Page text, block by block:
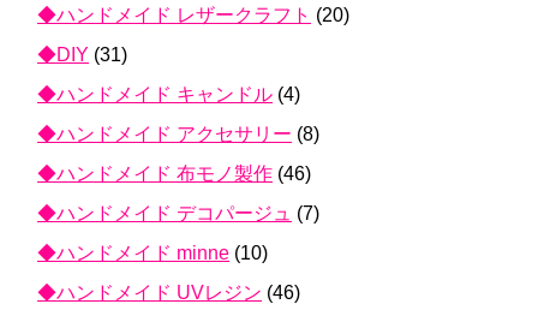
◆ハンドメイド レザークラフト (20)
◆DIY (31)
◆ハンドメイド キャンドル (4)
◆ハンドメイド アクセサリー (8)
◆ハンドメイド 布モノ製作 (46)
◆ハンドメイド デコパージュ (7)
◆ハンドメイド minne (10)
◆ハンドメイド UVレジン (46)